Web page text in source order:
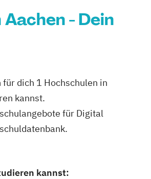
- Dein
dich 1 Hochschulen in
kannst.
für Digital
kannst: